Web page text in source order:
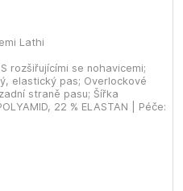
Lathi
rozšiřujícími se nohavicemi;
elastický pas; Overlockové
straně pasu; Šířka
22 % ELASTAN | Péče: